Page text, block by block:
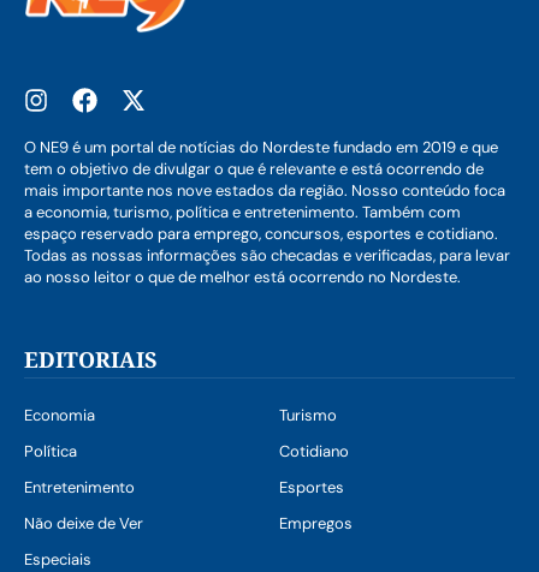
O NE9 é um portal de notícias do Nordeste fundado em 2019 e que
tem o objetivo de divulgar o que é relevante e está ocorrendo de
mais importante nos nove estados da região. Nosso conteúdo foca
a economia, turismo, política e entretenimento. Também com
espaço reservado para emprego, concursos, esportes e cotidiano.
Todas as nossas informações são checadas e verificadas, para levar
ao nosso leitor o que de melhor está ocorrendo no Nordeste.
EDITORIAIS
Economia
Turismo
Política
Cotidiano
Entretenimento
Esportes
Não deixe de Ver
Empregos
Especiais